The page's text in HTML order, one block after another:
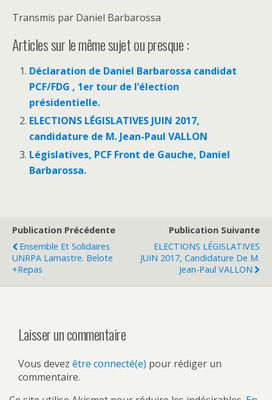
Transmis par Daniel Barbarossa
Articles sur le même sujet ou presque :
Déclaration de Daniel Barbarossa candidat
PCF/FDG , 1er tour de l’élection
présidentielle.
ELECTIONS LÉGISLATIVES JUIN 2017,
candidature de M. Jean-Paul VALLON
Législatives, PCF Front de Gauche, Daniel
Barbarossa.
Publication Précédente
Ensemble Et Solidaires
UNRPA Lamastre. Belote
+Repas
Publication Suivante
ELECTIONS LÉGISLATIVES
JUIN 2017, Candidature De M.
Jean-Paul VALLON
Laisser un commentaire
Vous devez être connecté(e) pour rédiger un
commentaire.